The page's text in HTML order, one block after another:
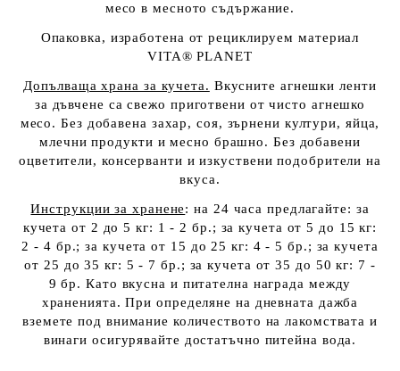
месо в месното съдържание.
Опаковка, изработена от рециклируем материал
VITA® PLANET
Допълваща храна за кучета. Вкусните агнешки ленти
за дъвчене са свежо приготвени от чисто агнешко
месо. Без добавена захар, соя, зърнени култури, яйца,
млечни продукти и месно брашно. Без добавени
оцветители, консерванти и изкуствени подобрители на
вкуса.
Инструкции за хранене: на 24 часа предлагайте: за
кучета от 2 до 5 кг: 1 - 2 бр.; за кучета от 5 до 15 кг:
2 - 4 бр.; за кучета от 15 до 25 кг: 4 - 5 бр.; за кучета
от 25 до 35 кг: 5 - 7 бр.; за кучета от 35 до 50 кг: 7 -
9 бр. Като вкусна и питателна награда между
храненията. При определяне на дневната дажба
вземете под внимание количеството на лакомствата и
винаги осигурявайте достатъчно питейна вода.